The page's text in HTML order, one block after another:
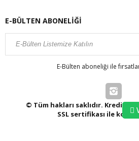
E-BÜLTEN ABONELİĞİ
E-Bülten aboneliği ile
© Tüm hakları saklıdır. Kredi
SSL sertifikası ile